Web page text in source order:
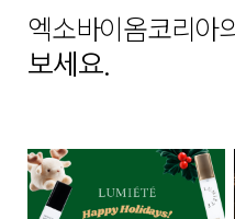
엑소바이옴코리아
보세요.